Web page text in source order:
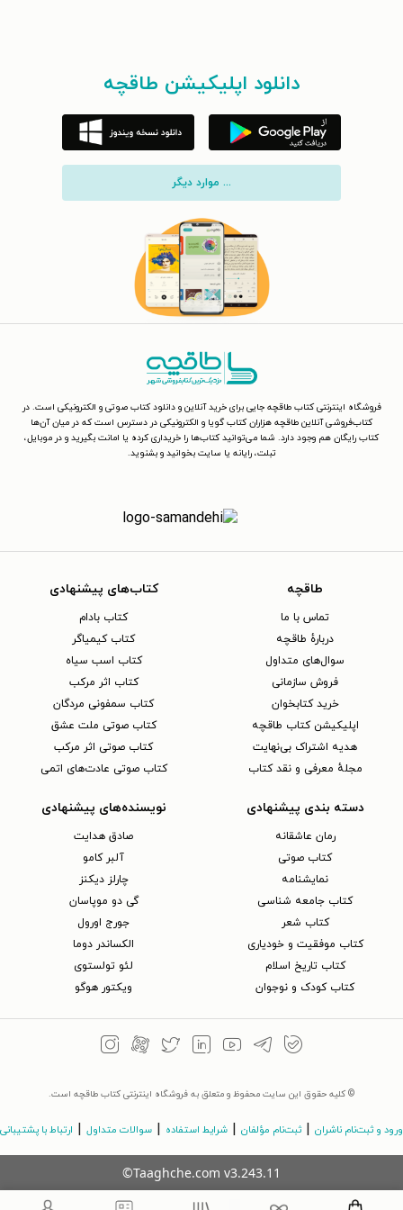
دانلود اپلیکیشن طاقچه
... موارد دیگر
فروشگاه اینترنتی کتاب طاقچه جایی برای خرید آنلاین و دانلود کتاب صوتی و الکترونیکی است. در
کتاب‌فروشی آنلاین طاقچه هزاران کتاب گویا و الکترونیکی در دسترس است که در میان آن‌ها
کتاب رایگان هم وجود دارد. شما می‌توانید کتاب‌ها را خریداری کرده یا امانت بگیرید و در موبایل،
تبلت، رایانه یا سایت بخوانید و بشنوید.
طاقچه
تماس با ما
دربارهٔ طاقچه
سوال‌های متداول
فروش سازمانی
خرید کتابخوان
اپلیکیشن کتاب طاقچه
هدیه اشتراک بی‌نهایت
مجلهٔ معرفی و نقد کتاب
کتاب‌های پیشنهادی
کتاب بادام
کتاب کیمیاگر
کتاب اسب سیاه
کتاب اثر مرکب
کتاب سمفونی مردگان
کتاب صوتی ملت عشق
کتاب صوتی اثر مرکب
کتاب صوتی عادت‌های اتمی
دسته بندی پیشنهادی
رمان عاشقانه
کتاب‌ صوتی
نمایشنامه
کتاب جامعه شناسی
کتاب شعر
کتاب موفقیت و خودیاری
کتاب تاریخ اسلام
کتاب کودک و نوجوان
نویسنده‌های پیشنهادی
صادق هدایت
آلبر کامو
چارلز دیکنز
گی دو موپاسان
جورج اورول
الکساندر دوما
لئو تولستوی
ویکتور هوگو
© کلیه حقوق این سایت محفوظ و متعلق به فروشگاه اینترنتی کتاب طاقچه است.
ورود و ثبت‌نام ناشران ثبت‌نام مؤلفان شرایط استفاده سوالات متداول ارتباط با پشتیبانی
©Taaghche.com v3.243.11